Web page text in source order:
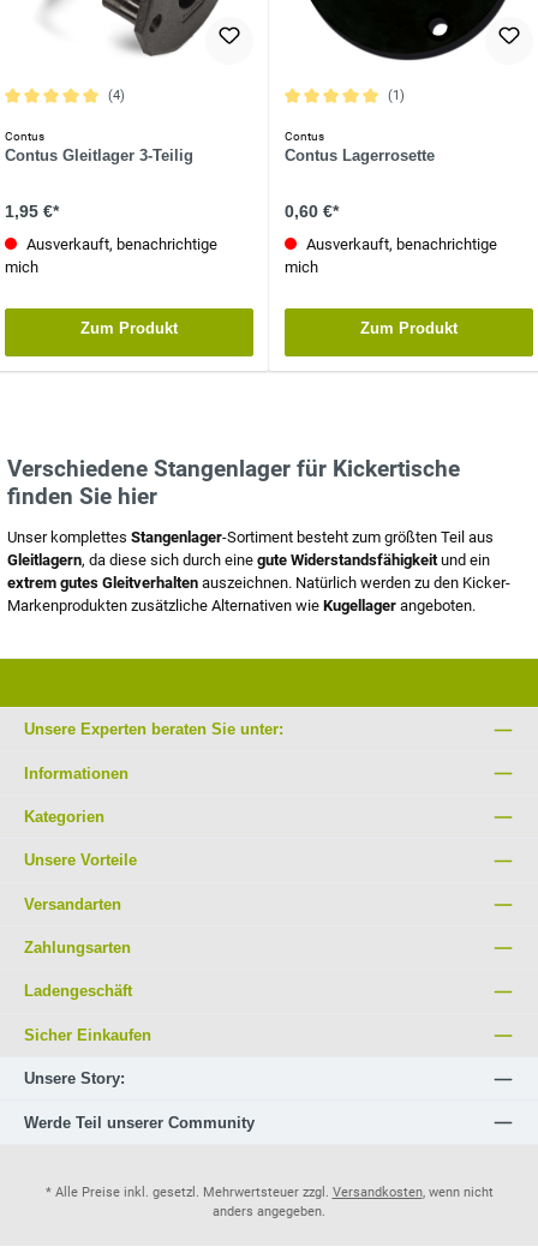
(4)
Contus
Contus Gleitlager 3-Teilig
1,95 €*
Ausverkauft, benachrichtige
mich
Zum Produkt
(1)
Contus
Contus Lagerrosette
0,60 €*
Ausverkauft, benachrichtige
mich
Zum Produkt
Verschiedene Stangenlager für Kickertische
finden Sie hier
Unser komplettes Stangenlager-Sortiment besteht zum größten Teil aus
Gleitlagern, da diese sich durch eine gute Widerstandsfähigkeitund ein
extrem gutes Gleitverhalten auszeichnen. Natürlich werden zu den Kicker-
Markenprodukten zusätzliche Alternativen wie Kugellager angeboten.
Unsere Experten beraten Sie unter:
Informationen
Kategorien
Unsere Vorteile
Versandarten
Zahlungsarten
Ladengeschäft
Sicher Einkaufen
Unsere Story:
Werde Teil unserer Community
* Alle Preise inkl. gesetzl. Mehrwertsteuer zzgl. Versandkosten, wenn nicht
anders angegeben.